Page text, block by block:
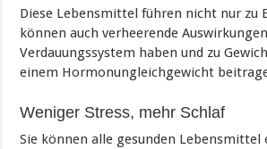
Diese Lebensmittel führen nicht nur zu
können auch verheerende
Verdauungssystem haben und zu
einem Hormonungleichgewicht
Weniger Stress, mehr Schlaf
Sie können alle gesunden Lebensmittel